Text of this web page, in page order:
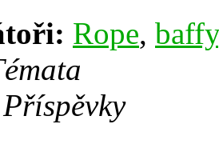
Rope, baffy
Příspěvky